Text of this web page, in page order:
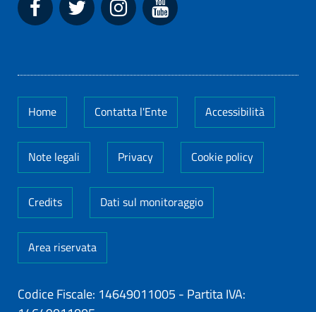
Home Contatta l'Ente Accessibilità
Note legali Privacy Cookie policy
Credits Dati sul monitoraggio
Area riservata
Codice Fiscale: 14649011005 - Partita IVA: